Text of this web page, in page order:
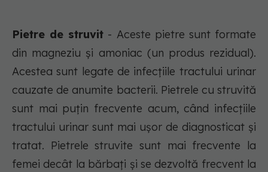
Pietre de struvit - Aceste pietre sunt formate
din magneziu și amoniac (un produs rezidual).
Acestea sunt legate de infecțiile tractului urinar
cauzate de anumite bacterii. Pietrele cu struvită
sunt mai puțin frecvente acum, când infecțiile
tractului urinar sunt mai ușor de diagnosticat și
tratat. Pietrele struvite sunt mai frecvente la
femei decât la bărbați și se dezvoltă frecvent la